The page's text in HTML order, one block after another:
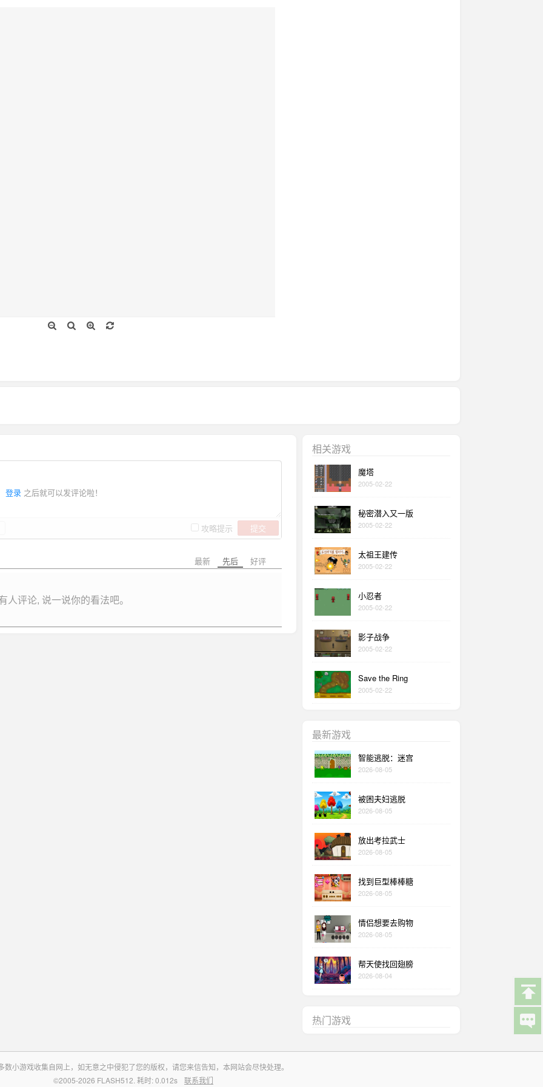
登录 之后就可以发评论啦！
攻略提示 提交
最新 先后 好评
人评论, 说一说你的看法吧。
相关游戏
魔塔
2005-02-22
秘密潜入又一版
2005-02-22
太祖王建传
2005-02-22
小忍者
2005-02-22
影子战争
2005-02-22
Save the Ring
2005-02-22
最新游戏
智能逃脱：迷宫
2026-08-05
被困夫妇逃脱
2026-08-05
放出考拉武士
2026-08-05
找到巨型棒棒糖
2026-08-05
情侣想要去购物
2026-08-05
帮天使找回翅膀
2026-08-04
热门游戏
数小游戏收集自网上，如无意之中侵犯了您的版权，请您来信告知，本网站会尽快处理。
©2005-2026 FLASH512. 耗时: 0.012s
联系我们